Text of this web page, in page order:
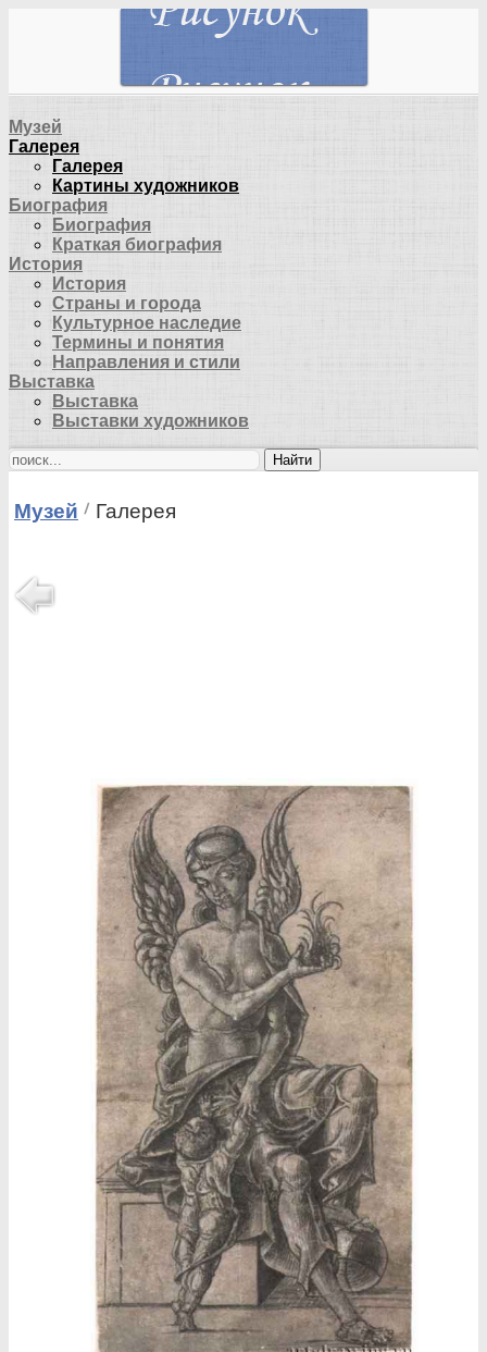
Музей
Галерея
Галерея
Картины художников
Биография
Биография
Краткая биография
История
История
Страны и города
Культурное наследие
Термины и понятия
Направления и стили
Выставка
Выставка
Выставки художников
Найти
Музей Галерея